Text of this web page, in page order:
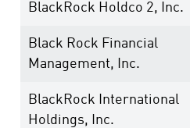
BlackRock Holdco 2, Inc.
Black Rock Financial
Management, Inc.
BlackRock International
Holdings, Inc.